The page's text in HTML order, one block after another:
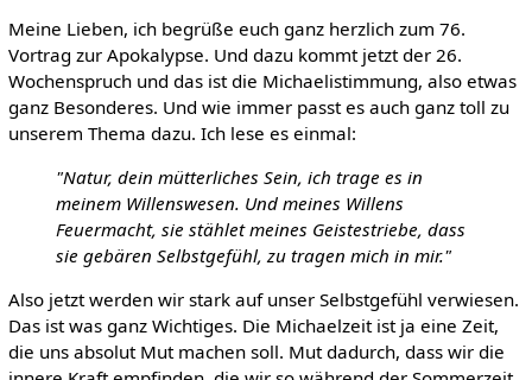
Meine Lieben, ich begrüße euch ganz herzlich zum 76.
Vortrag zur Apokalypse. Und dazu kommt jetzt der 26.
Wochenspruch und das ist die Michaelistimmung, also etwas
ganz Besonderes. Und wie immer passt es auch ganz toll zu
unserem Thema dazu. Ich lese es einmal:
"Natur, dein mütterliches Sein, ich trage es in
meinem Willenswesen. Und meines Willens
Feuermacht, sie stählet meines Geistestriebe, dass
sie gebären Selbstgefühl, zu tragen mich in mir."
Also jetzt werden wir stark auf unser Selbstgefühl verwiesen.
Das ist was ganz Wichtiges. Die Michaelzeit ist ja eine Zeit,
die uns absolut Mut machen soll. Mut dadurch, dass wir die